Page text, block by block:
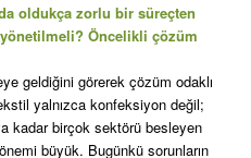
oldukça zorlu bir süreçten
Öncelikli çözüm
geldiğini görerek çözüm odaklı
yalnızca konfeksiyon değil;
kadar birçok sektörü besleyen
büyük. Bugünkü sorunların